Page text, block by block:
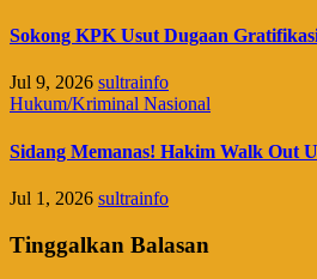
Sokong KPK Usut Dugaan
Jul 9, 2026 sultrainfo
Hukum/Kriminal Nasional
Sidang Memanas! Hakim Walk Out
Jul 1, 2026 sultrainfo
Tinggalkan Balasan